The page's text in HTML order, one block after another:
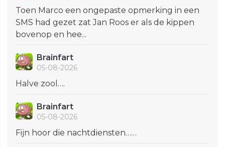
Toen Marco een ongepaste opmerking in een
SMS had gezet zat Jan Roos er als de kippen
bovenop en hee...
Brainfart
05-08-2026
Halve zool….
Brainfart
05-08-2026
Fijn hoor die nachtdiensten……